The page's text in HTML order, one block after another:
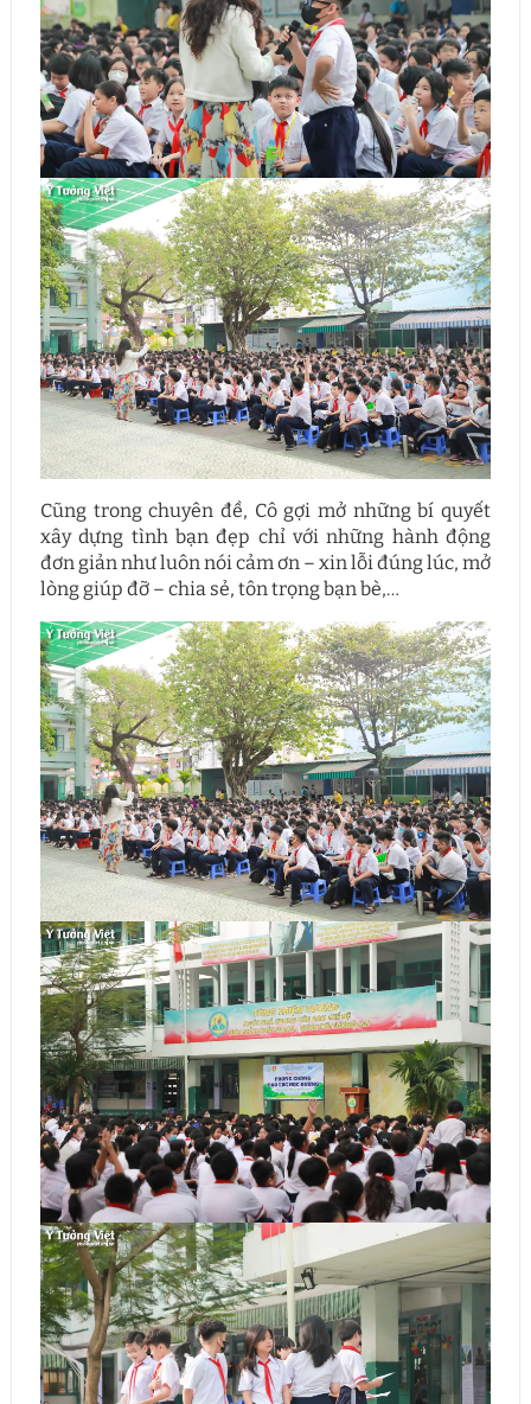
Cũng trong chuyên đề, Cô gợi mở những bí quyết
xây dựng tình bạn đẹp chỉ với những hành động
đơn giản như luôn nói cảm ơn – xin lỗi đúng lúc, mở
lòng giúp đỡ – chia sẻ, tôn trọng bạn bè,…